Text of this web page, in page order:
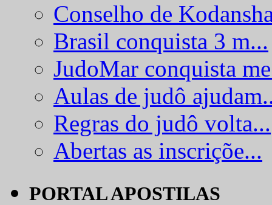
Conselho de
Brasil conquista 3 m...
JudoMar conquista
Aulas de judô
Regras do judô volta...
Abertas as inscriçõe...
PORTAL APOSTILAS